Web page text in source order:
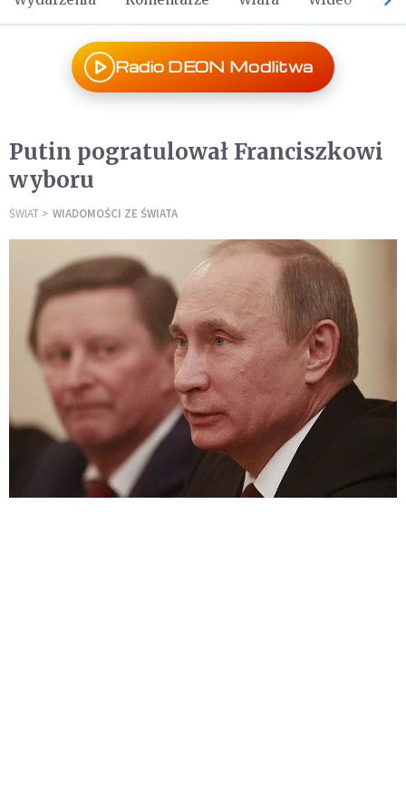
Radio DEON Modlitwa
Putin pogratulował Franciszkowi
wyboru
ŚWIAT WIADOMOŚCI ZE ŚWIATA